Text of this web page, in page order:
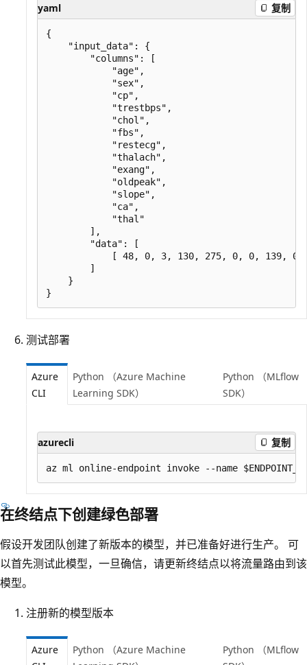
yaml 复制
{
    "input_data": {
        "columns": [
            "age",
            "sex",
            "cp",
            "trestbps",
            "chol",
            "fbs",
            "restecg",
            "thalach",
            "exang",
            "oldpeak",
            "slope",
            "ca",
            "thal"
        ],
        "data": [
[ 48, 0, 3, 130, 275, 0, 0, 139,
        ]
    }
测试部署
Azure
CLI
Python （Azure Machine
Learning SDK）
Python （MLflow
SDK）
azurecli 复制
在终结点下创建绿色部署
假设开发团队创建了新版本的模型，并已准备好进行生产。 可
以首先测试此模型，一旦确信，请更新终结点以将流量路由到该
模型。
注册新的模型版本
Azure
Python （Azure Machine
Python （MLflow